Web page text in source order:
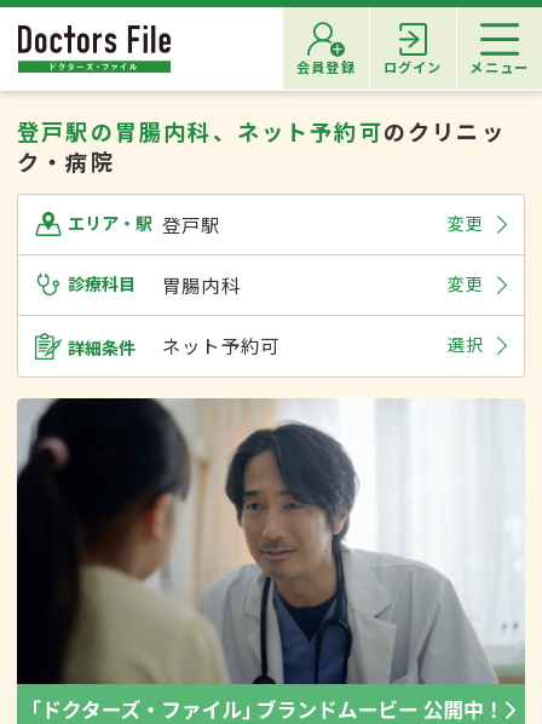
会員登録 ログイン メニュー
登戸駅の胃腸内科、ネット予約可のクリニッ
ク・病院
エリア・駅 登戸駅 変更
診療科目 胃腸内科 変更
詳細条件 ネット予約可 選択